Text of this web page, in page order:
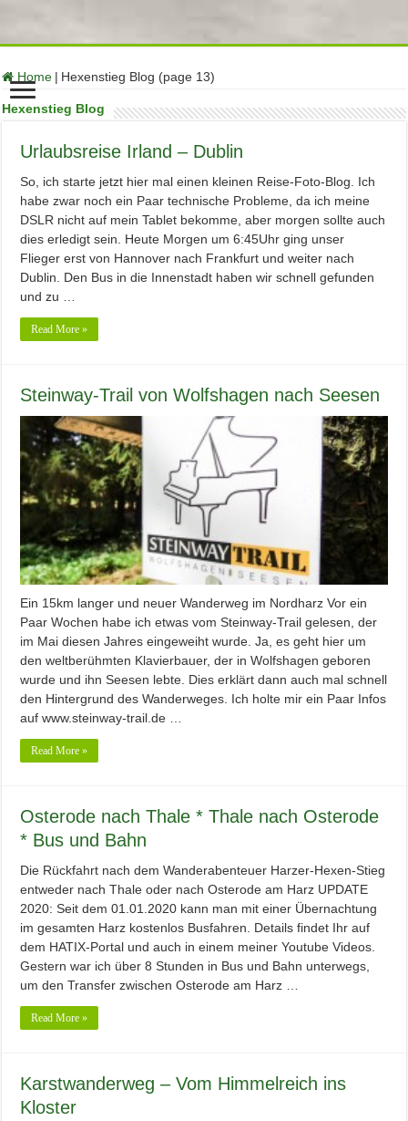
Home | Hexenstieg Blog (page 13)
Hexenstieg Blog
Urlaubsreise Irland – Dublin
So, ich starte jetzt hier mal einen kleinen Reise-Foto-Blog. Ich
habe zwar noch ein Paar technische Probleme, da ich meine
DSLR nicht auf mein Tablet bekomme, aber morgen sollte auch
dies erledigt sein. Heute Morgen um 6:45Uhr ging unser
Flieger erst von Hannover nach Frankfurt und weiter nach
Dublin. Den Bus in die Innenstadt haben wir schnell gefunden
und zu …
Read More »
Steinway-Trail von Wolfshagen nach Seesen
Ein 15km langer und neuer Wanderweg im Nordharz Vor ein
Paar Wochen habe ich etwas vom Steinway-Trail gelesen, der
im Mai diesen Jahres eingeweiht wurde. Ja, es geht hier um
den weltberühmten Klavierbauer, der in Wolfshagen geboren
wurde und ihn Seesen lebte. Dies erklärt dann auch mal schnell
den Hintergrund des Wanderweges. Ich holte mir ein Paar Infos
auf www.steinway-trail.de …
Read More »
Osterode nach Thale * Thale nach Osterode
* Bus und Bahn
Die Rückfahrt nach dem Wanderabenteuer Harzer-Hexen-Stieg
entweder nach Thale oder nach Osterode am Harz UPDATE
2020: Seit dem 01.01.2020 kann man mit einer Übernachtung
im gesamten Harz kostenlos Busfahren. Details findet Ihr auf
dem HATIX-Portal und auch in einem meiner Youtube Videos.
Gestern war ich über 8 Stunden in Bus und Bahn unterwegs,
um den Transfer zwischen Osterode am Harz …
Read More »
Karstwanderweg – Vom Himmelreich ins
Kloster